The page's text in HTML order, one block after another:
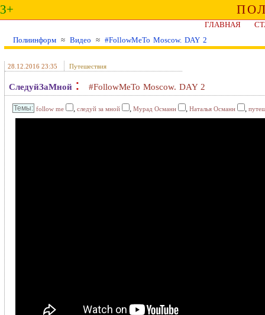
3+
ГЛАВНАЯ
Полиинформ ≈ Видео ≈ #FollowMeTo Moscow. DAY 2
28.12.2016 23:35 Путешествия
СледуйЗаМной : #FollowMeTo Moscow. DAY 2
follow me , следуй за мной , Мурад Османн , Наталья Османн ,